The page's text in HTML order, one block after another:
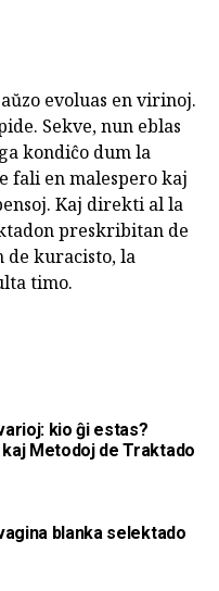
evoluas en virinoj.
Sekve, nun eblas
kondiĉo dum la
fali en malespero kaj
Kaj direkti al la
preskribitan de
de kuracisto, la
timo.
kio ĝi estas?
Metodoj de Traktado
blanka selektado